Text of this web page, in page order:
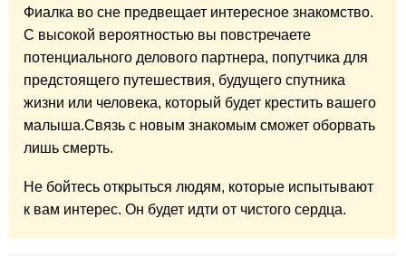
Фиалка во сне предвещает интересное знакомство.
С высокой вероятностью вы повстречаете
потенциального делового партнера, попутчика для
предстоящего путешествия, будущего спутника
жизни или человека, который будет крестить вашего
малыша.Связь с новым знакомым сможет оборвать
лишь смерть.
Не бойтесь открыться людям, которые испытывают
к вам интерес. Он будет идти от чистого сердца.